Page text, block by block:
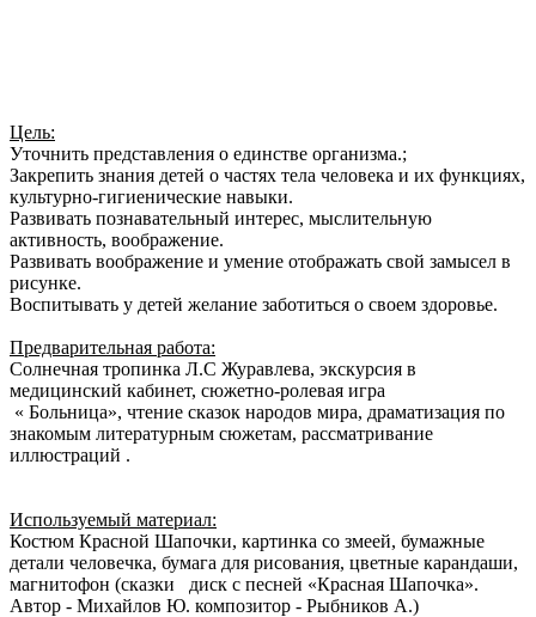
Цель:
Уточнить представления о единстве организма.;
Закрепить знания детей о частях тела человека и их функциях,
культурно-гигиенические навыки.
Развивать познавательный интерес, мыслительную
активность, воображение.
Развивать воображение и умение отображать свой замысел в
рисунке.
Воспитывать у детей желание заботиться о своем здоровье.
Предварительная работа:
Солнечная тропинка Л.С Журавлева, экскурсия в
медицинский кабинет, сюжетно-ролевая игра
« Больница», чтение сказок народов мира, драматизация по
знакомым литературным сюжетам, рассматривание
иллюстраций .
Используемый материал:
Костюм Красной Шапочки, картинка со змеей, бумажные
детали человечка, бумага для рисования, цветные карандаши,
магнитофон (сказки диск с песней «Красная Шапочка».
Автор - Михайлов Ю. композитор - Рыбников А.)